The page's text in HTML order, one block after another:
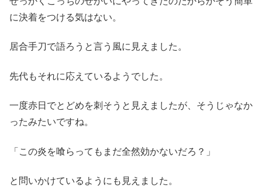
に決着をつける気はない。
居合手刀で語ろうと言う風に見えました。
先代もそれに応えているようでした。
一度赤日でとどめを刺そうと見えましたが、そうじゃなか
ったみたいですね。
「この炎を喰らってもまだ全然効かないだろ？」
と問いかけているようにも見えました。